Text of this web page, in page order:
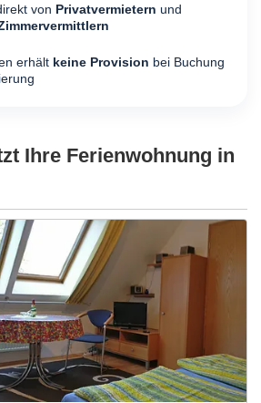
von Privatvermietern und
erhält keine Provision bei Buchung
Ihre Ferienwohnung in